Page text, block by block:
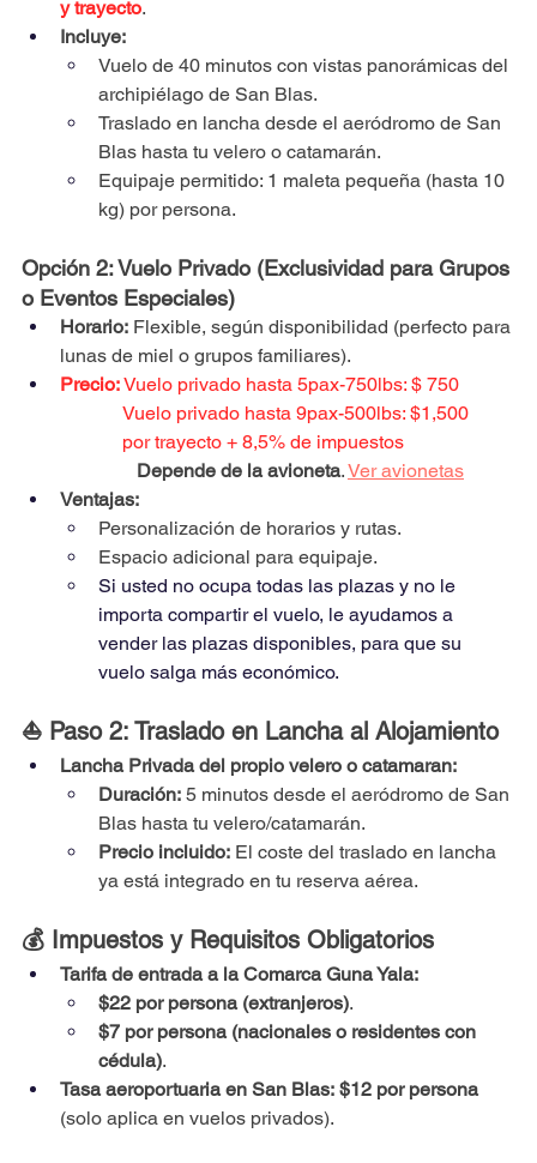
y trayecto.
Incluye:
Vuelo de 40 minutos con vistas panorámicas del
archipiélago de San Blas.
Traslado en lancha desde el aeródromo de San
Blas hasta tu velero o catamarán.
Equipaje permitido: 1 maleta pequeña (hasta 10
kg) por persona.
Opción 2: Vuelo Privado (Exclusividad para Grupos
o Eventos Especiales)
Horario: Flexible, según disponibilidad (perfecto para
lunas de miel o grupos familiares).
Precio:Vuelo privado hasta 5pax-750lbs: $ 750
             Vuelo privado hasta 9pax-500lbs: $1,500
por trayecto + 8,5% de impuestos
                Depende de la avioneta
. Ver avionetas
Ventajas:
Personalización de horarios y rutas.
Espacio adicional para equipaje.
Si usted no ocupa todas las plazas y no le
importa compartir el vuelo, le ayudamos a
vender las plazas disponibles, para que su
vuelo salga más económico.
⛵ Paso 2: Traslado en Lancha al Alojamiento
Lancha Privada del propio velero o catamaran:
Duración: 5 minutos desde el aeródromo de San
Blas hasta tu velero/catamarán.
Precio incluido: El coste del traslado en lancha
ya está integrado en tu reserva aérea.
💰 Impuestos y Requisitos Obligatorios
Tarifa de entrada a la Comarca Guna Yala:
$22 por persona (extranjeros).
$7 por persona (nacionales o residentes con
cédula).
Tasa aeroportuaria en San Blas: $12 por persona
(solo aplica en vuelos privados).